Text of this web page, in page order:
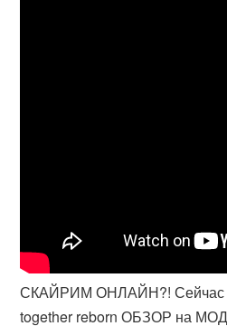
СКАЙРИМ ОНЛАЙН?! Сейчас
together reborn ОБЗОР на МОД